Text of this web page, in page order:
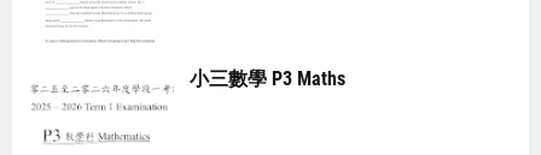
小三數學 P3 Maths